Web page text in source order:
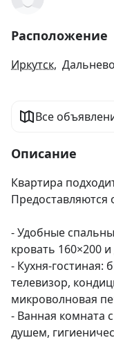
Расположение
Иркутск,
Все
Описание
Квартира
Предоставляются
- Удобные
кровать 160×200
- Кухня-гостиная:
телевизор,
микроволновая
- Ванная комната
душем,